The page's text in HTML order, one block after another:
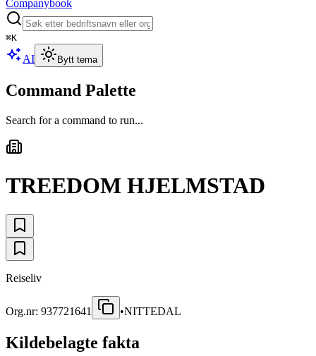
Companybook
⌘K
AI Bytt tema
Command Palette
Search for a command to run...
TREEDOM HJELMSTAD
Reiseliv
Org.nr: 937721641 •NITTEDAL
Kildebelagte fakta